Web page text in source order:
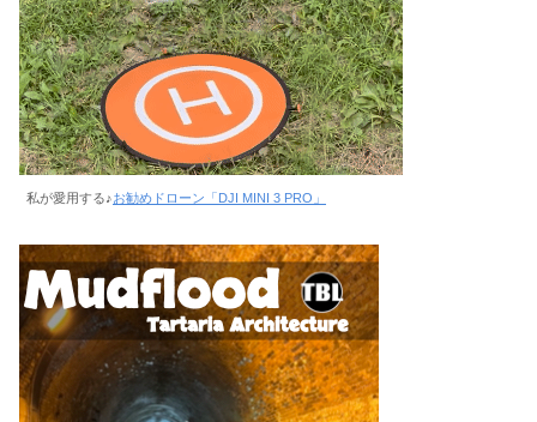
私が愛用する♪お勧めドローン「DJI MINI 3 PRO」